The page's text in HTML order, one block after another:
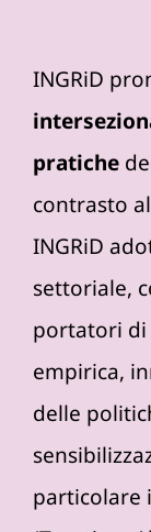
INGRiD
pratiche
contrasto
INGRiD
settoriale,
portatori di
empirica,
delle
particolare